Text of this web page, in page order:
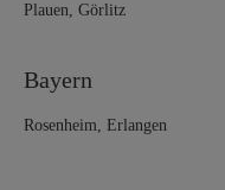
Plauen, Görlitz
Bayern
Rosenheim, Erlangen